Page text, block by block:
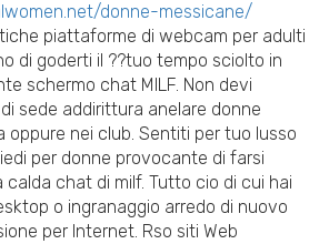
donne-messicane/
piattaforme di webcam per adulti
di goderti il ??tuo tempo sciolto in
schermo chat MILF. Non devi
sede addirittura anelare donne
oppure nei club. Sentiti per tuo lusso
per donne provocante di farsi
chat di milf. Tutto cio di cui hai
o ingranaggio arredo di nuovo
per Internet. Rso siti Web